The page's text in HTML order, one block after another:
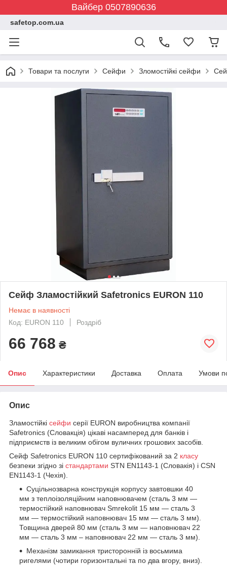
Вайбер 0507890636
safetop.com.ua
Товари та послуги Сейфи Зломостійкі сейфи
Сейф Зламостійкий Safetronics EURON 110
Немає в наявності
Код: EURON 110
Роздріб
66 768 ₴
Опис Характеристики Доставка Оплата Умови
Опис
Зламостійкі сейфи серії EURON виробництва компанії
Safetronics (Словакція) цікаві насамперед для банків і
підприємств із великим обігом вуличних грошових засобів.
Сейф Safetronics EURON 110 сертифікований за 2 класу
безпеки згідно зі стандартами STN EN1143-1 (Словакія) і СSN
EN1143-1 (Чехія).
Суцільнозварна конструкція корпусу завтовшки 40
мм з теплоізоляційним наповнювачем (сталь 3 мм —
термостійкий наповнювач Smrekolit 15 мм — сталь 3
мм — термостійкий наповнювач 15 мм — сталь 3 мм).
Товщина дверей 80 мм (сталь 3 мм — наповнювач 22
мм — сталь 3 мм – наповнювач 22 мм — сталь 3 мм).
Механізм замикання тристоронній із восьмима
ригелями (чотири горизонтальні та по два вгору, вниз).